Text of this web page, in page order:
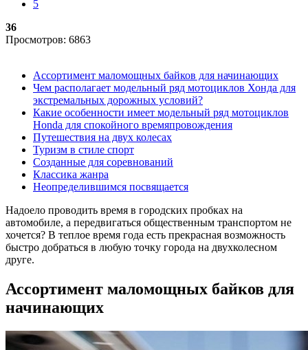
5
36
Просмотров: 6863
Ассортимент маломощных байков для начинающих
Чем располагает модельный ряд мотоциклов Хонда для
экстремальных дорожных условий?
Какие особенности имеет модельный ряд мотоциклов
Honda для спокойного времяпровождения
Путешествия на двух колесах
Туризм в стиле спорт
Созданные для соревнований
Классика жанра
Неопределившимся посвящается
Надоело проводить время в городских пробках на
автомобиле, а передвигаться общественным транспортом не
хочется? В теплое время года есть прекрасная возможность
быстро добраться в любую точку города на двухколесном
друге.
Ассортимент маломощных байков для
начинающих